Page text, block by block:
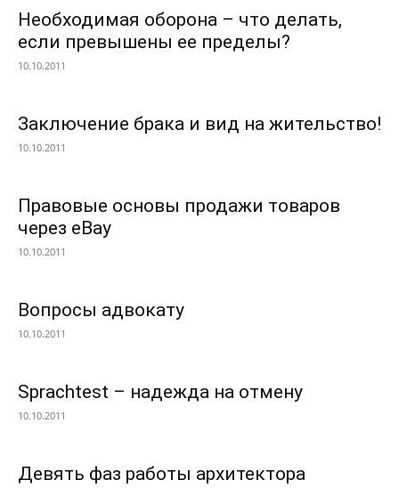
Необходимая оборона – что делать,
если превышены ее пределы?
10.10.2011
Заключение брака и вид на жительство!
10.10.2011
Правовые основы продажи товаров
через eBay
10.10.2011
Вопросы адвокату
10.10.2011
Sprachtest – надежда на отмену
10.10.2011
Девять фаз работы архитектора